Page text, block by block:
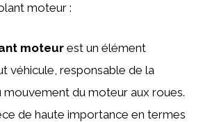
moteur :
moteur est un élément
véhicule, responsable de la
mouvement du moteur aux roues.
de haute importance en termes